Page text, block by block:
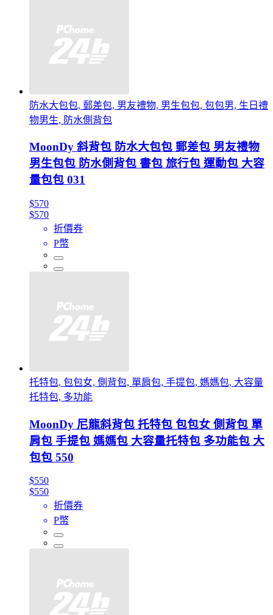
防水大包包, 郵差包, 男友禮物, 男生包包, 包包男, 生日禮
物男生, 防水側背包
MoonDy 斜背包 防水大包包 郵差包 男友禮物
男生包包 防水側背包 書包 旅行包 運動包 大容
量包包 031
$570
$570
折價券
P幣
托特包, 包包女, 側背包, 單肩包, 手提包, 媽媽包, 大容量
托特包, 多功能
MoonDy 尼龍斜背包 托特包 包包女 側背包 單
肩包 手提包 媽媽包 大容量托特包 多功能包 大
包包 550
$550
$550
折價券
P幣